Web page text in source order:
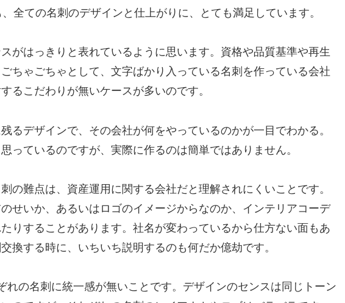
全ての名刺のデザインと仕上がりに、とても満足しています。
がはっきりと表れているように思います。資格や品質基準や再生
ちゃごちゃとして、文字ばかり入っている名刺を作っている会社
るこだわりが無いケースが多いのです。
るデザインで、その会社が何をやっているのかが一目でわかる。
っているのですが、実際に作るのは簡単ではありません。
の難点は、資産運用に関する会社だと理解されにくいことです。
のせいか、あるいはロゴのイメージからなのか、インテリアコーデ
りすることがあります。社名が変わっているから仕方ない面もあ
換する時に、いちいち説明するのも何だか億劫です。
れの名刺に統一感が無いことです。デザインのセンスは同じトーン